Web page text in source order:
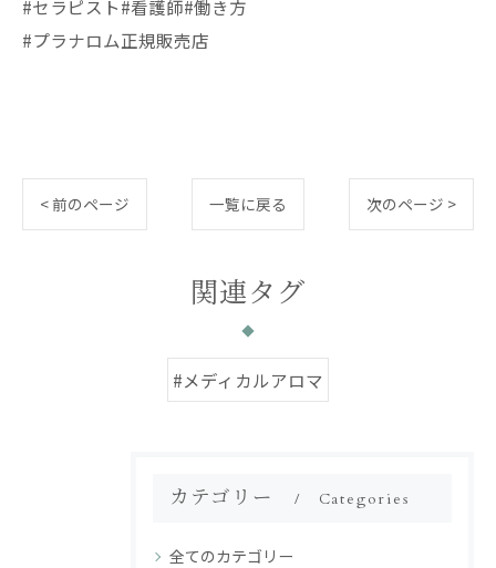
#セラピスト#看護師#働き方
#プラナロム正規販売店
< 前のページ 一覧に戻る 次のページ >
関連タグ
#メディカルアロマ
カテゴリー Categories
全てのカテゴリー